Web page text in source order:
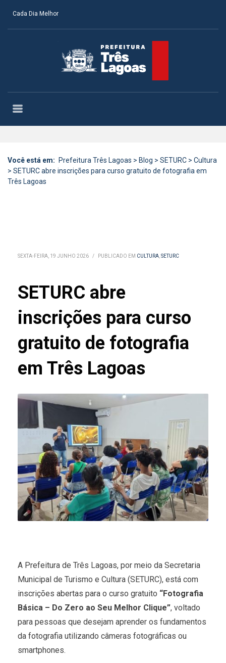
Cada Dia Melhor
Você está em: Prefeitura Três Lagoas > Blog > SETURC > Cultura
> SETURC abre inscrições para curso gratuito de fotografia em
Três Lagoas
SEXTA-FEIRA, 19 JUNHO 2026 / PUBLICADO EM CULTURA,SETURC
SETURC abre
inscrições para curso
gratuito de fotografia
em Três Lagoas
A Prefeitura de Três Lagoas, por meio da Secretaria
Municipal de Turismo e Cultura (SETURC), está com
inscrições abertas para o curso gratuito “Fotografia
Básica – Do Zero ao Seu Melhor Clique”, voltado
para pessoas que desejam aprender os fundamentos
da fotografia utilizando câmeras fotográficas ou
smartphones.